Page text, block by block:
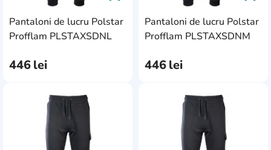
Pantaloni de lucru Polstar
Profflam PLSTAXSDNL
446lei
AddCardToCart
Pantaloni de lucru Polstar
Profflam PLSTAXSDNM
446lei
AddCardToFavourite